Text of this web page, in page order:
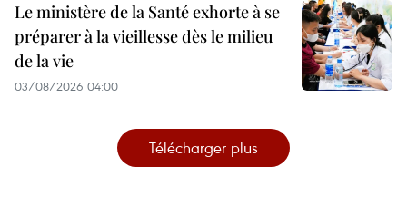
Le ministère de la Santé exhorte à se
préparer à la vieillesse dès le milieu
de la vie
03/08/2026 04:00
Télécharger plus